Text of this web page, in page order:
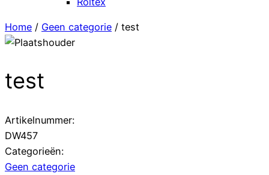
Home / Geen categorie / test
test
Artikelnummer:
DW457
Categorieën:
Geen categorie